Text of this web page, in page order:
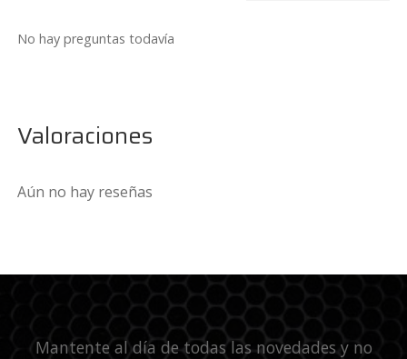
No hay preguntas todavía
Valoraciones
Aún no hay reseñas
Mantente al día de todas las novedades y no